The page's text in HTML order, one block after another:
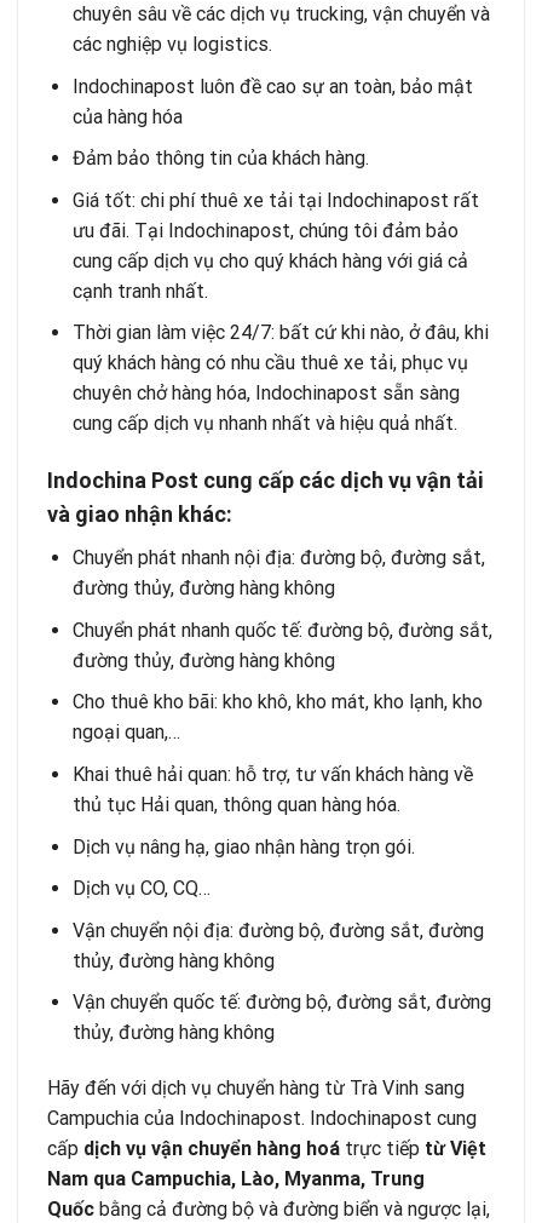
chuyên sâu về các dịch vụ trucking, vận chuyển và
các nghiệp vụ logistics.
Indochinapost luôn đề cao sự an toàn, bảo mật
của hàng hóa
Đảm bảo thông tin của khách hàng.
Giá tốt: chi phí thuê xe tải tại Indochinapost rất
ưu đãi. Tại Indochinapost, chúng tôi đảm bảo
cung cấp dịch vụ cho quý khách hàng với giá cả
cạnh tranh nhất.
Thời gian làm việc 24/7: bất cứ khi nào, ở đâu, khi
quý khách hàng có nhu cầu thuê xe tải, phục vụ
chuyên chở hàng hóa, Indochinapost sẵn sàng
cung cấp dịch vụ nhanh nhất và hiệu quả nhất.
Indochina Post cung cấp các dịch vụ vận tải
và giao nhận khác:
Chuyển phát nhanh nội địa: đường bộ, đường sắt,
đường thủy, đường hàng không
Chuyển phát nhanh quốc tế: đường bộ, đường sắt,
đường thủy, đường hàng không
Cho thuê kho bãi: kho khô, kho mát, kho lạnh, kho
ngoại quan,…
Khai thuê hải quan: hỗ trợ, tư vấn khách hàng về
thủ tục Hải quan, thông quan hàng hóa.
Dịch vụ nâng hạ, giao nhận hàng trọn gói.
Dịch vụ CO, CQ…
Vận chuyển nội địa: đường bộ, đường sắt, đường
thủy, đường hàng không
Vận chuyển quốc tế: đường bộ, đường sắt, đường
thủy, đường hàng không
Hãy đến với dịch vụ chuyển hàng từ Trà Vinh sang
Campuchia của Indochinapost. Indochinapost cung
cấp dịch vụ vận chuyển hàng hoá trực tiếp từ Việt
Nam qua Campuchia, Lào, Myanma, Trung
Quốc bằng cả đường bộ và đường biển và ngược lại,